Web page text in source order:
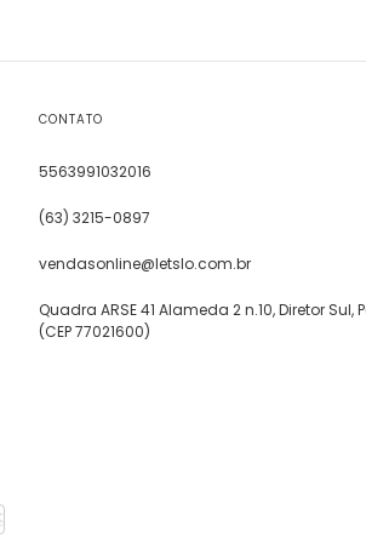
CONTATO
5563991032016
(63) 3215-0897
vendasonline@letslo.com.br
Quadra ARSE 41 Alameda 2 n.10, Diretor
(CEP 77021600)